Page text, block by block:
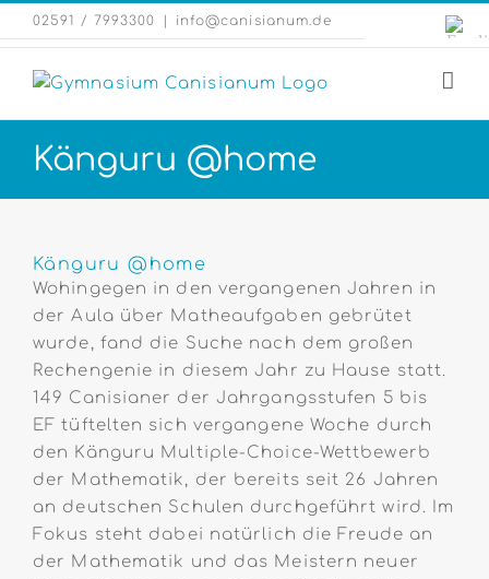
Zum
Inhalt
springen
02591 / 7993300 info@canisianum.de
Känguru @home
grösseres
Bild
Känguru @home
Wohingegen in den vergangenen Jahren in
der Aula über Matheaufgaben gebrütet
wurde, fand die Suche nach dem großen
Rechengenie in diesem Jahr zu Hause statt.
149 Canisianer der Jahrgangsstufen 5 bis
EF tüftelten sich vergangene Woche durch
den Känguru Multiple-Choice-Wettbewerb
der Mathematik, der bereits seit 26 Jahren
an deutschen Schulen durchgeführt wird. Im
Fokus steht dabei natürlich die Freude an
der Mathematik und das Meistern neuer